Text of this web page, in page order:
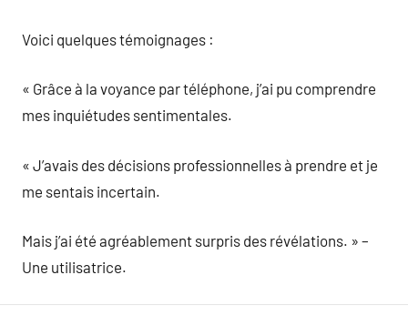
Voici quelques témoignages :
« Grâce à la voyance par téléphone, j’ai pu comprendre
mes inquiétudes sentimentales.
« J’avais des décisions professionnelles à prendre et je
me sentais incertain.
Mais j’ai été agréablement surpris des révélations. » –
Une utilisatrice.